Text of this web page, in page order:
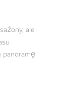
ale
panoramę